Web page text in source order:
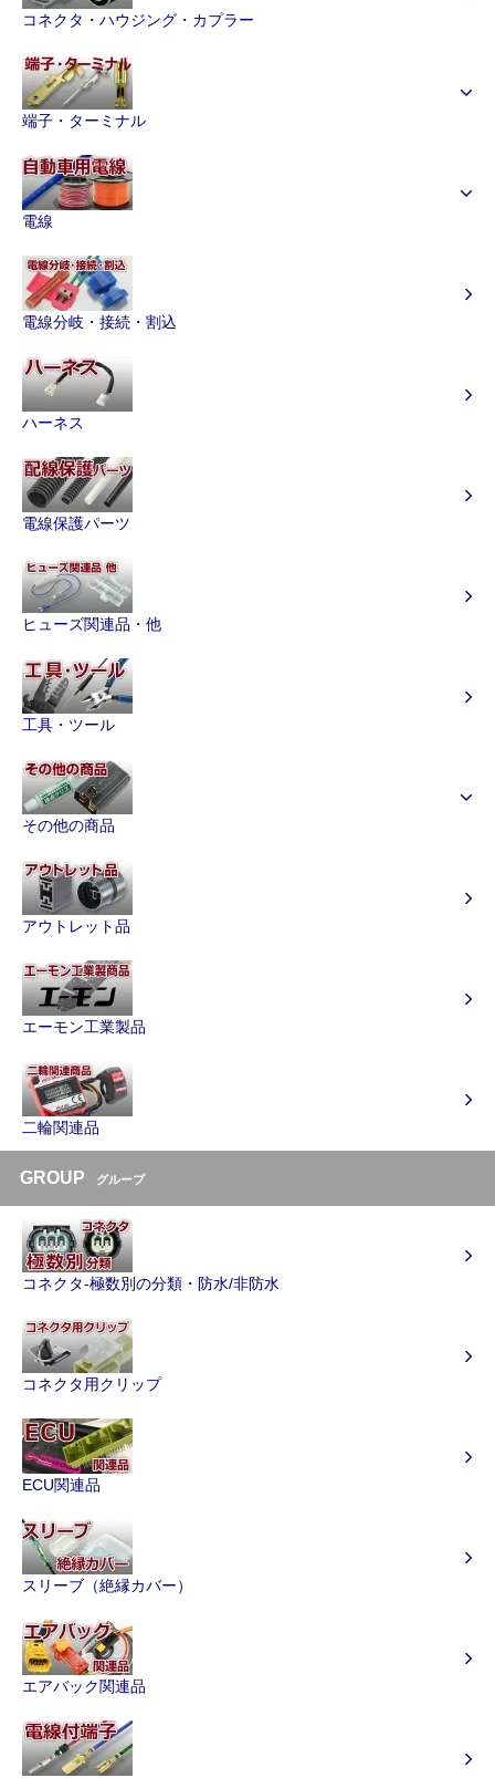
コネクタ・ハウジング・カプラー
端子・ターミナル
電線
電線分岐・接続・割込
ハーネス
電線保護パーツ
ヒューズ関連品・他
工具・ツール
その他の商品
アウトレット品
エーモン工業製品
二輪関連品
GROUP グループ
コネクタ-極数別の分類・防水/非防水
コネクタ用クリップ
ECU関連品
スリーブ（絶縁カバー）
エアバック関連品